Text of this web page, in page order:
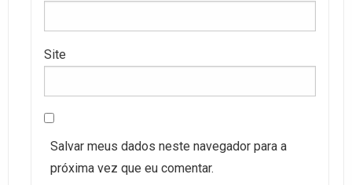
Site
Salvar meus dados neste navegador para a
próxima vez que eu comentar.